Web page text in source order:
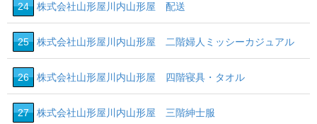
24 株式会社山形屋川内山形屋 配送
25 株式会社山形屋川内山形屋 二階婦人ミッシーカジュアル
26 株式会社山形屋川内山形屋 四階寝具・タオル
27 株式会社山形屋川内山形屋 三階紳士服